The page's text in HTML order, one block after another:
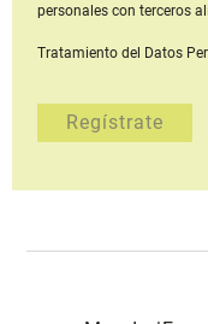
personales con terceros
Tratamiento del Datos